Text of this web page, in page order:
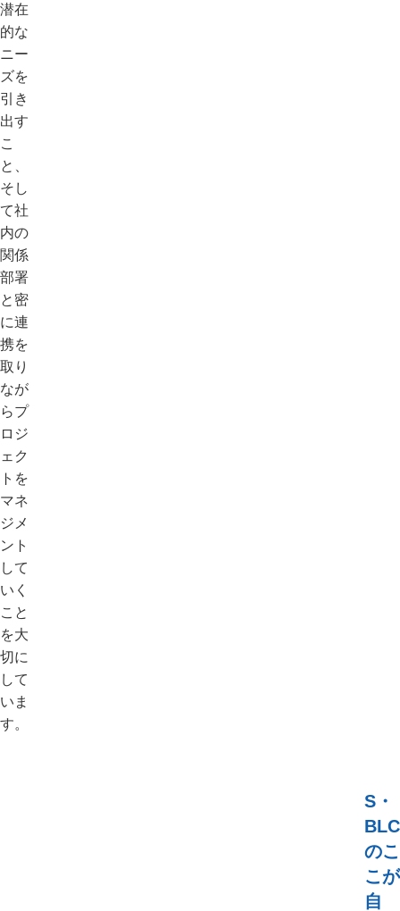
潜在
的な
ニー
ズを
引き
出す
こ
と、
そし
て社
内の
関係
部署
と密
に連
携を
取り
なが
らプ
ロジ
ェク
トを
マネ
ジメ
ント
して
いく
こと
を大
切に
して
いま
す。
S・
BLC
のこ
こが
自